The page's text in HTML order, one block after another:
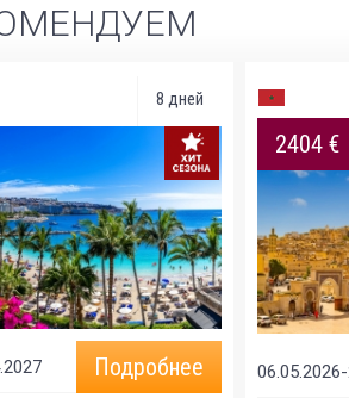
8 дней
Подробнее
2404 €